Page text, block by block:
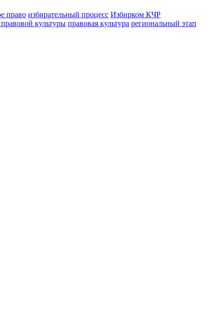
право избирательный процесс Избирком КЧР
культуры правовая культура региональный этап